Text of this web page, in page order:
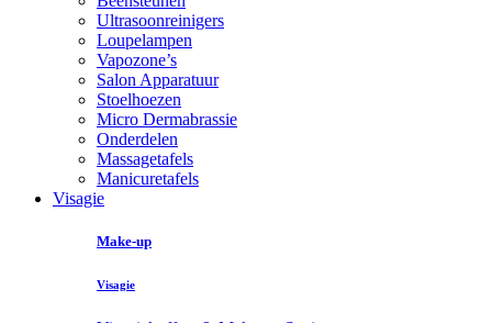
Ultrasoonreinigers
Loupelampen
Vapozone’s
Salon Apparatuur
Stoelhoezen
Micro Dermabrassie
Onderdelen
Massagetafels
Manicuretafels
Visagie
Make-up
Visagie